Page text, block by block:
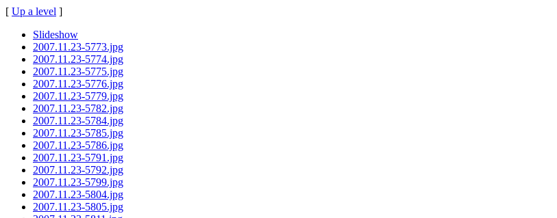
[ Up a level ]
Slideshow
2007.11.23-5773.jpg
2007.11.23-5774.jpg
2007.11.23-5775.jpg
2007.11.23-5776.jpg
2007.11.23-5779.jpg
2007.11.23-5782.jpg
2007.11.23-5784.jpg
2007.11.23-5785.jpg
2007.11.23-5786.jpg
2007.11.23-5791.jpg
2007.11.23-5792.jpg
2007.11.23-5799.jpg
2007.11.23-5804.jpg
2007.11.23-5805.jpg